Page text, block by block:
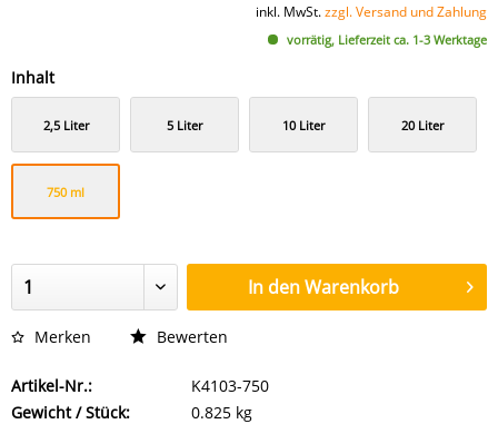
inkl. MwSt.zzgl. Versand und Zahlung
vorrätig, Lieferzeit ca. 1-3 Werktage
Inhalt
2,5 Liter 5 Liter 10 Liter 20 Liter
750 ml
In denWarenkorb
Merken Bewerten
Artikel-Nr.:
K4103-750
Gewicht / Stück:
0.825 kg